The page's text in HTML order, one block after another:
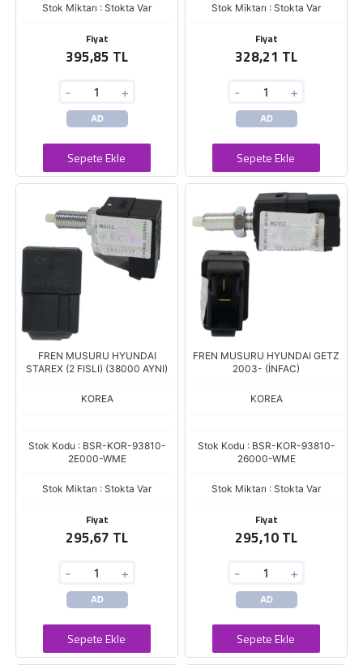
Stok Miktarı : Stokta Var
Fiyat
395,85 TL
- +
AD
Sepete Ekle
Stok Miktarı : Stokta Var
Fiyat
328,21 TL
- +
AD
Sepete Ekle
FREN MUSURU HYUNDAI
STAREX (2 FISLI) (38000 AYNI)
KOREA
Stok Kodu : BSR-KOR-93810-
2E000-WME
Stok Miktarı : Stokta Var
Fiyat
295,67 TL
- +
AD
Sepete Ekle
FREN MUSURU HYUNDAI GETZ
2003- (İNFAC)
KOREA
Stok Kodu : BSR-KOR-93810-
26000-WME
Stok Miktarı : Stokta Var
Fiyat
295,10 TL
- +
AD
Sepete Ekle